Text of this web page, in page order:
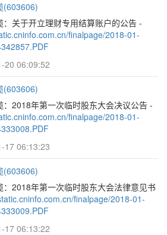
(603606)
：关于开立理财专用结算账户的公告 -
finalpage/2018-01-
20 06:09:52
(603606)
：2018年第一次临时股东大会决议公告 -
finalpage/2018-01-
17 06:13:23
(603606)
：2018年第一次临时股东大会法律意见书
finalpage/2018-01-
17 06:13:22